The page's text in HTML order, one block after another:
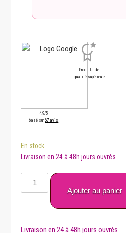
4.9/5
basé sur67 avis
Produits de
qualité supérieure
En stock
quantité
de
Concentré
Dragonfruit
Ajouter au panier